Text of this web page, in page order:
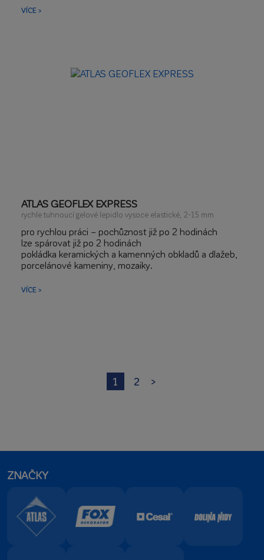
kompozitní desky, staré dlaždice, podlahové vytápění,
VÍCE >
ATLAS GEOFLEX EXPRESS
rychle tuhnoucí gelové lepidlo vysoce elastické, 2-15 mm
pro rychlou práci – pochůznost již po 2 hodinách
lze spárovat již po 2 hodinách
pokládka keramických a kamenných obkladů a dlažeb,
porcelánové kameniny, mozaiky.
na balkonech a terasách.
pro stěrkování, tenkovrstvé a silnovrstvé lepení
lze použít v teplotním rozmezí od +5 ⁰C do +35 ⁰C.
VÍCE >
1 2 >
ZNAČKY